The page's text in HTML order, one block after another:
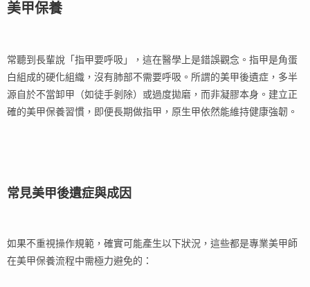
美甲保養
常聽到長輩說「指甲要呼吸」，這在醫學上是錯誤觀念。指甲是角蛋
白組成的硬化組織，沒有肺部不需要呼吸。所謂的美甲後遺症，多半
源自於不當卸甲（如徒手剝除）或過度拋磨，而非凝膠本身。建立正
確的美甲保養習慣，即便長期做指甲，原生甲依然能維持健康強韌。
常見美甲後遺症與成因
如果不重視操作規範，確實可能產生以下狀況，這些都是專業美甲師
在美甲保養流程中需極力避免的：